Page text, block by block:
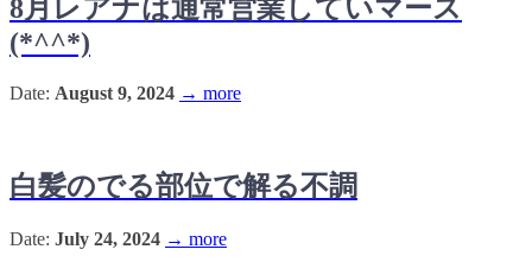
8月レアナは通常営業していマース
(*^^*)
Date: August 9, 2024 → more
白髪のでる部位で解る不調
Date: July 24, 2024 → more